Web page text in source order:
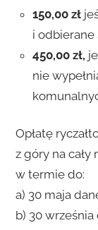
150,00 zł
i odbierane
450,00 zł,
nie
Opłatę
z góry na
w termie do:
a) 30 maja
b) 30